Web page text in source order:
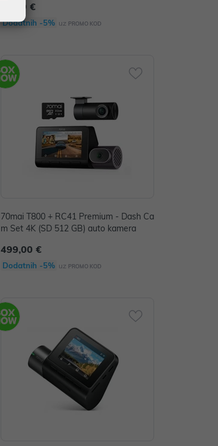
99,99 €
Dodatnih -5% uz PROMO KOD
70mai T800 + RC41 Premium - Dash Ca
m Set 4K (SD 512 GB) auto kamera
499,00 €
Dodatnih -5% uz PROMO KOD